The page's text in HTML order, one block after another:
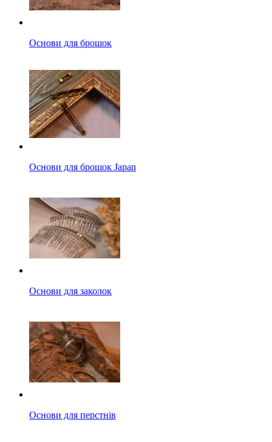
Основи для брошок
Основи для брошок Japan
Основи для заколок
Основи для перстнів